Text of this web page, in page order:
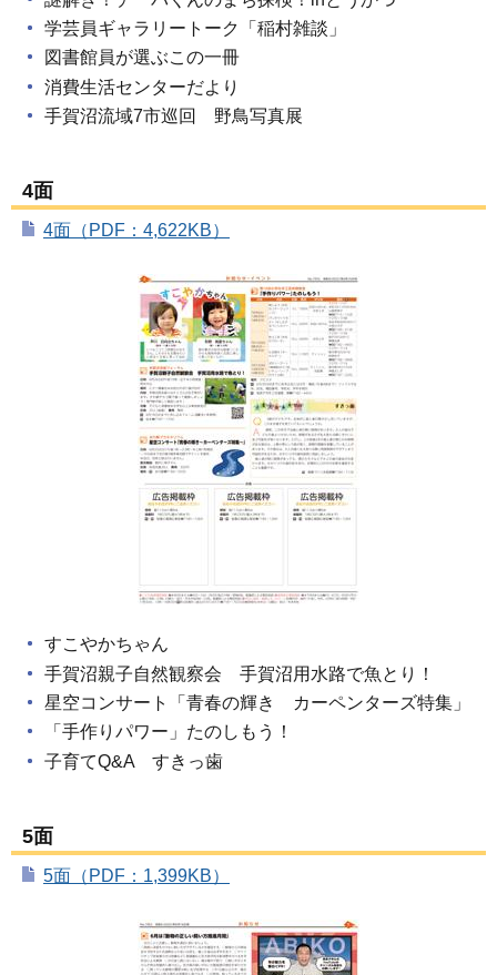
学芸員ギャラリートーク「稲村雑談」
図書館員が選ぶこの一冊
消費生活センターだより
手賀沼流域7市巡回 野鳥写真展
4面
4面（PDF：4,622KB）
すこやかちゃん
手賀沼親子自然観察会 手賀沼用水路で魚とり！
星空コンサート「青春の輝き カーペンターズ特集」
「手作りパワー」たのしもう！
子育てQ&A すきっ歯
5面
5面（PDF：1,399KB）